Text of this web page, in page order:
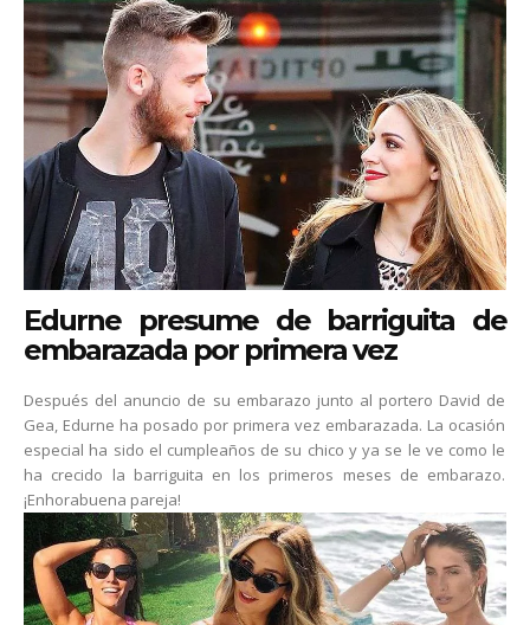
Edurne presume de barriguita de
embarazada por primera vez
Después del anuncio de su embarazo junto al portero David de
Gea, Edurne ha posado por primera vez embarazada. La ocasión
especial ha sido el cumpleaños de su chico y ya se le ve como le
ha crecido la barriguita en los primeros meses de embarazo.
¡Enhorabuena pareja!